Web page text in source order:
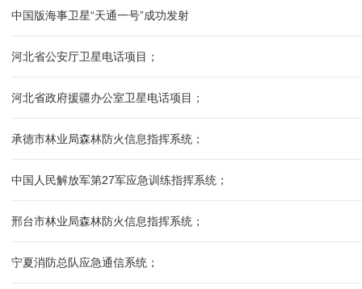
中国版海事卫星“天通一号”成功发射
河北省公安厅卫星电话项目；
河北省政府援疆办公室卫星电话项目；
承德市林业局森林防火信息指挥系统；
中国人民解放军第27军应急训练指挥系统；
邢台市林业局森林防火信息指挥系统；
宁夏消防总队应急通信系统；